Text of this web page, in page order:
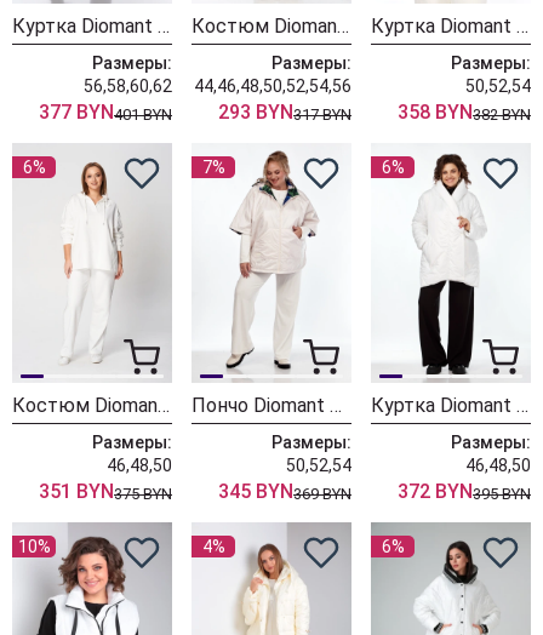
Куртка Diomant 2010 молочный
Размеры:
56,58,60,62
377 BYN401 BYN
Костюм Diomant 2017 экрю
Размеры:
44,46,48,50,52,54,56
293 BYN317 BYN
Куртка Diomant 2120 экри
Размеры:
50,52,54
358 BYN382 BYN
6%
Костюм Diomant 2039 молочный
Размеры:
46,48,50
351 BYN375 BYN
7%
Пончо Diomant 2014 белый
Размеры:
50,52,54
345 BYN369 BYN
6%
Куртка Diomant 2016 белый
Размеры:
46,48,50
372 BYN395 BYN
10% 4% 6%